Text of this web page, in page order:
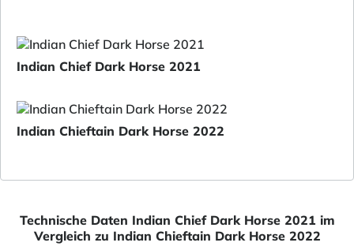
Indian Chief Dark Horse 2021
Indian Chieftain Dark Horse 2022
Technische Daten Indian Chief Dark Horse 2021 im
Vergleich zu Indian Chieftain Dark Horse 2022